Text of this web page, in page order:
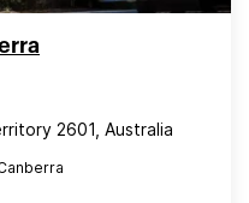
2601, Australia